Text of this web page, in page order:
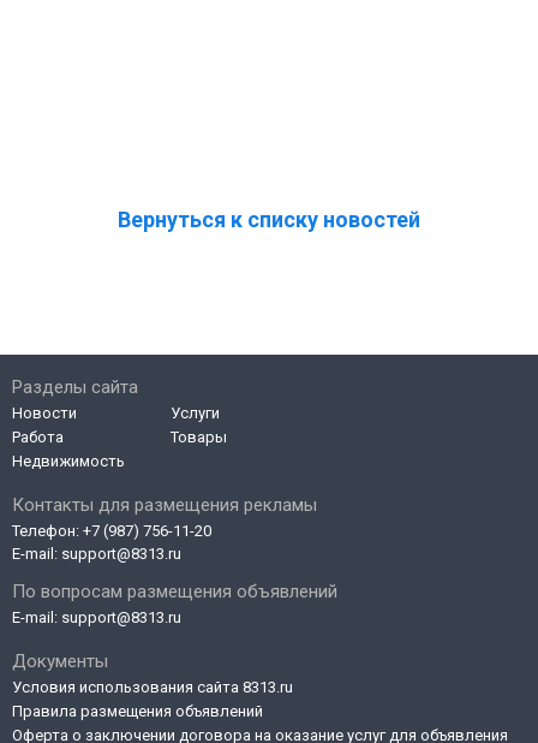
Вернуться к списку новостей
Контакты для размещения рекламы
Телефон: +7 (987) 756-11-20
E-mail: support@8313.ru
По вопросам размещения объявлений
E-mail: support@8313.ru
Документы
Условия использования сайта 8313.ru
Правила размещения объявлений
Оферта о заключении договора на оказание услуг для объявления
Разделы сайта
Новости
Работа
Недвижимость
Услуги
Товары